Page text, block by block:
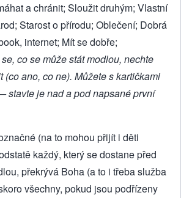
a chránit; Sloužit druhým; Vlastní
Starost o přírodu; Oblečení; Dobrá
internet; Mít se dobře;
co se může stát modlou, nechte
(co ano, co ne). Můžete s kartičkami
stavte je nad a pod napsané první
(na to mohou přijít i děti
každý, který se dostane před
překrývá Boha (a to i třeba služba
všechny, pokud jsou podřízeny